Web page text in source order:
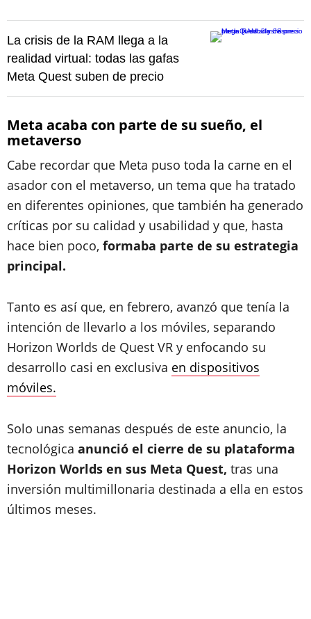
La crisis de la RAM llega a la
realidad virtual: todas las gafas
Meta Quest suben de precio
Meta acaba con parte de su sueño, el
metaverso
Cabe recordar que Meta puso toda la carne en el
asador con el metaverso, un tema que ha tratado
en diferentes opiniones, que también ha generado
críticas por su calidad y usabilidad y que, hasta
hace bien poco, formaba parte de su estrategia
principal.
Tanto es así que, en febrero, avanzó que tenía la
intención de llevarlo a los móviles, separando
Horizon Worlds de Quest VR y enfocando su
desarrollo casi en exclusiva en dispositivos
móviles.
Solo unas semanas después de este anuncio, la
tecnológica anunció el cierre de su plataforma
Horizon Worlds en sus Meta Quest, tras una
inversión multimillonaria destinada a ella en estos
últimos meses.